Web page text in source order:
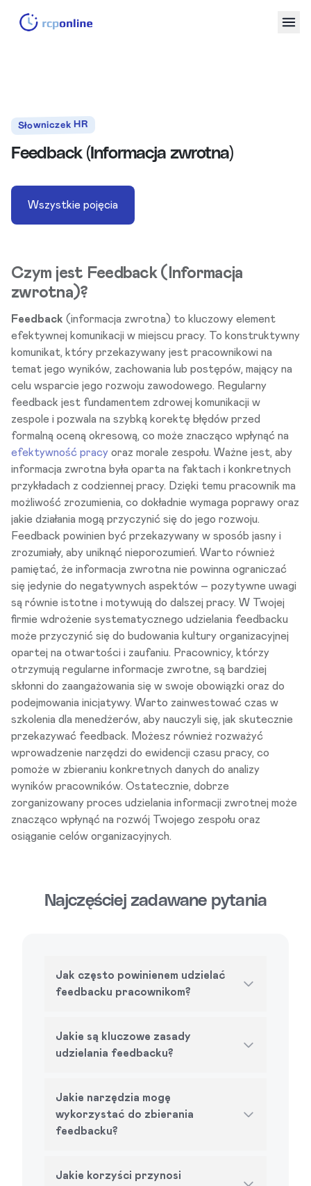
Słowniczek HR
Feedback (Informacja zwrotna)
Wszystkie pojęcia
Czym jest Feedback (Informacja
zwrotna)?
Feedback (informacja zwrotna) to kluczowy element
efektywnej komunikacji w miejscu pracy. To konstruktywny
komunikat, który przekazywany jest pracownikowi na
temat jego wyników, zachowania lub postępów, mający na
celu wsparcie jego rozwoju zawodowego. Regularny
feedback jest fundamentem zdrowej komunikacji w
zespole i pozwala na szybką korektę błędów przed
formalną oceną okresową, co może znacząco wpłynąć na
efektywność pracy oraz morale zespołu. Ważne jest, aby
informacja zwrotna była oparta na faktach i konkretnych
przykładach z codziennej pracy. Dzięki temu pracownik ma
możliwość zrozumienia, co dokładnie wymaga poprawy oraz
jakie działania mogą przyczynić się do jego rozwoju.
Feedback powinien być przekazywany w sposób jasny i
zrozumiały, aby uniknąć nieporozumień. Warto również
pamiętać, że informacja zwrotna nie powinna ograniczać
się jedynie do negatywnych aspektów – pozytywne uwagi
są równie istotne i motywują do dalszej pracy. W Twojej
firmie wdrożenie systematycznego udzielania feedbacku
może przyczynić się do budowania kultury organizacyjnej
opartej na otwartości i zaufaniu. Pracownicy, którzy
otrzymują regularne informacje zwrotne, są bardziej
skłonni do zaangażowania się w swoje obowiązki oraz do
podejmowania inicjatywy. Warto zainwestować czas w
szkolenia dla menedżerów, aby nauczyli się, jak skutecznie
przekazywać feedback. Możesz również rozważyć
wprowadzenie narzędzi do ewidencji czasu pracy, co
pomoże w zbieraniu konkretnych danych do analizy
wyników pracowników. Ostatecznie, dobrze
zorganizowany proces udzielania informacji zwrotnej może
znacząco wpłynąć na rozwój Twojego zespołu oraz
osiąganie celów organizacyjnych.
Najczęściej zadawane pytania
Jak często powinienem udzielać
feedbacku pracownikom?
Jakie są kluczowe zasady
udzielania feedbacku?
Jakie narzędzia mogę
wykorzystać do zbierania
feedbacku?
Jakie korzyści przynosi